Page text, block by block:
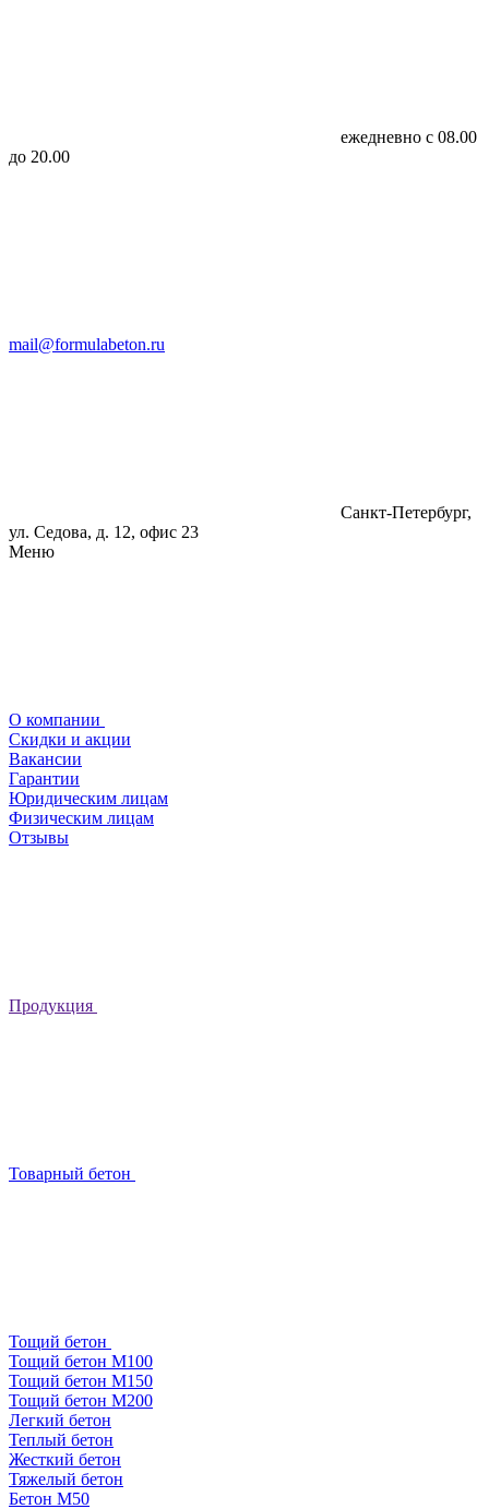
ежедневно с 08.00
до 20.00
mail@formulabeton.ru
Санкт-Петербург,
ул. Седова, д. 12, офис 23
Меню
О компании
Скидки и акции
Вакансии
Гарантии
Юридическим лицам
Физическим лицам
Отзывы
Продукция
Товарный бетон
Тощий бетон
Тощий бетон М100
Тощий бетон М150
Тощий бетон М200
Легкий бетон
Теплый бетон
Жесткий бетон
Тяжелый бетон
Бетон М50